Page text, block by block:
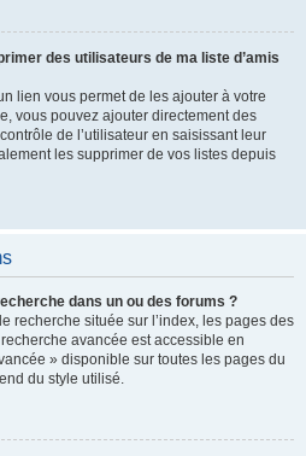
des utilisateurs de ma liste d’amis
lien vous permet de les ajouter à votre
vous pouvez ajouter directement des
de l’utilisateur en saisissant leur
les supprimer de vos listes depuis
dans un ou des forums ?
recherche située sur l’index, les pages des
avancée est accessible en
» disponible sur toutes les pages du
du style utilisé.